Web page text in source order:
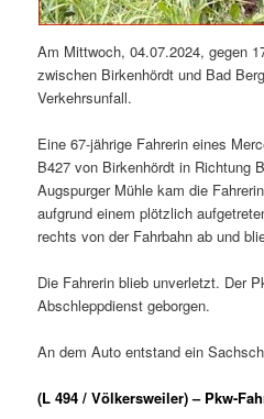
Am Mittwoch, 04.07.2024, gegen
zwischen Birkenhördt und Bad
Verkehrsunfall.
Eine 67-jährige Fahrerin eines
B427 von Birkenhördt in Richtung
Augspurger Mühle kam die
aufgrund einem plötzlich
rechts von der Fahrbahn ab und
Die Fahrerin blieb unverletzt. Der
Abschleppdienst geborgen.
An dem Auto entstand ein
(L 494 / Völkersweiler) – Pkw-